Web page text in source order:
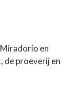
en
de proeverij en